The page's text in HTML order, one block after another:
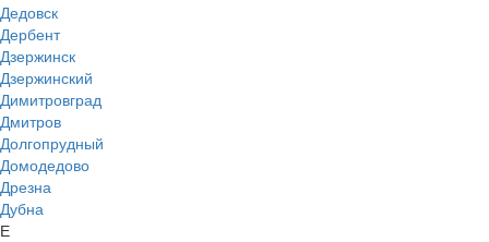
Дедовск
Дербент
Дзержинск
Дзержинский
Димитровград
Дмитров
Долгопрудный
Домодедово
Дрезна
Дубна
Е